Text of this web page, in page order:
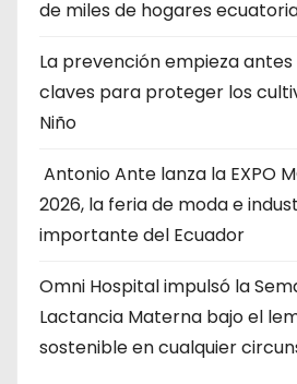
de miles de hogares
La prevención empieza antes
claves para proteger los
Niño
Antonio Ante lanza la EXPO
2026, la feria de moda e
importante del Ecuador
Omni Hospital impulsó la
Lactancia Materna bajo el
sostenible en cualquier